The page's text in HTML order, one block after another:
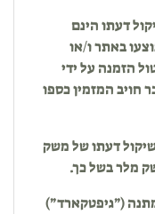
דעתו הינם
באתר ו/או
הזמנה על ידי
חויב המזמין כספו
שיקול דעתו של משק
מלר בשל כך.
מתנה (״גיפטקארד״)